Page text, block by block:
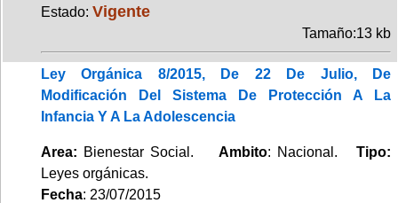
Estado: Vigente
Tamaño:13 kb
Ley Orgánica 8/2015, De 22 De Julio, De
Modificación Del Sistema De Protección A La
Infancia Y A La Adolescencia
Area: Bienestar Social. Ambito: Nacional. Tipo:
Leyes orgánicas.
Fecha: 23/07/2015